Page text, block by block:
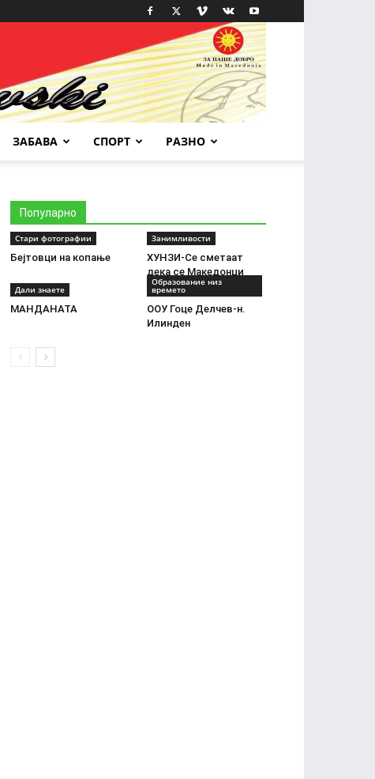
ЗАБАВА СПОРТ РАЗНО
Популарно
Стари фотографии
Бејтовци на копање
Занимливости
ХУНЗИ-Се сметаат
дека се Македонци
Дали знаете
МАНДАНАТА
Образование низ
времето
ООУ Гоце Делчев-н.
Илинден